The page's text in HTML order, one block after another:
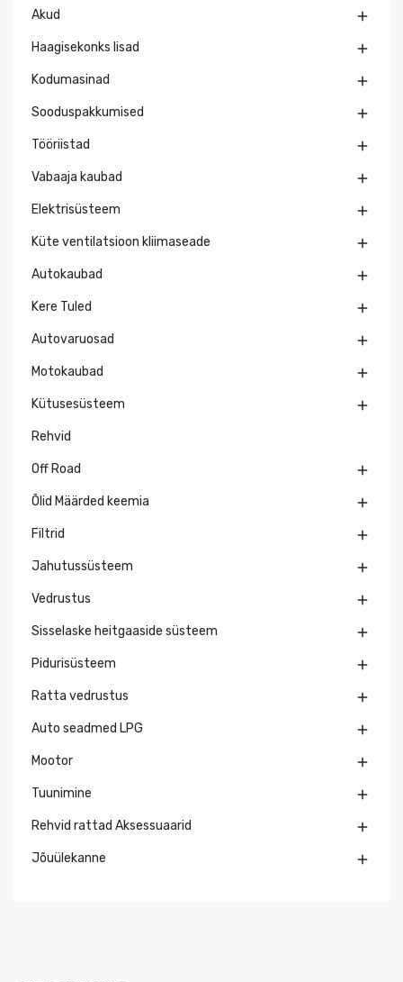
Akud 
Haagisekonks lisad 
Kodumasinad 
Sooduspakkumised 
Tööriistad 
Vabaaja kaubad 
Elektrisüsteem 
Küte ventilatsioon kliimaseade 
Autokaubad 
Kere Tuled 
Autovaruosad 
Motokaubad 
Kütusesüsteem 
Rehvid
Off Road 
Õlid Määrded keemia 
Filtrid 
Jahutussüsteem 
Vedrustus 
Sisselaske heitgaaside süsteem 
Pidurisüsteem 
Ratta vedrustus 
Auto seadmed LPG 
Mootor 
Tuunimine 
Rehvid rattad Aksessuaarid 
Jõuülekanne 